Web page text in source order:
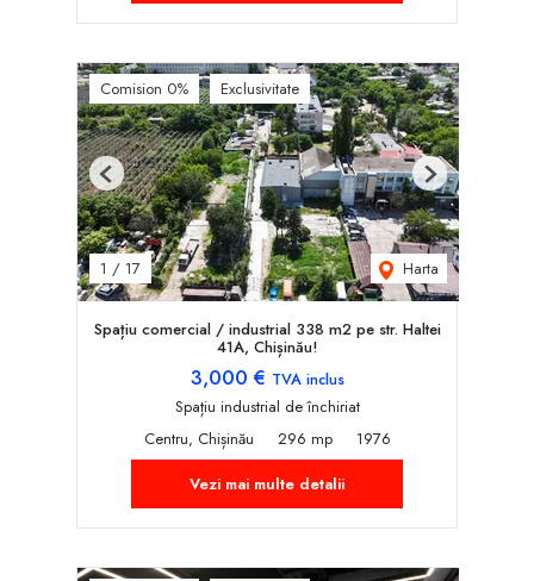
Comision 0% Exclusivitate
1 / 17 Harta
Previous Next
Spațiu comercial / industrial 338 m2 pe str. Haltei
41A, Chișinău!
3,000 € TVA inclus
Spațiu industrial de închiriat
Centru, Chișinău
296 mp
1976
Vezi mai multe detalii